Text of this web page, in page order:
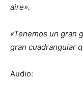
aire».
«Tenemos un gran
gran cuadrangular
Audio: